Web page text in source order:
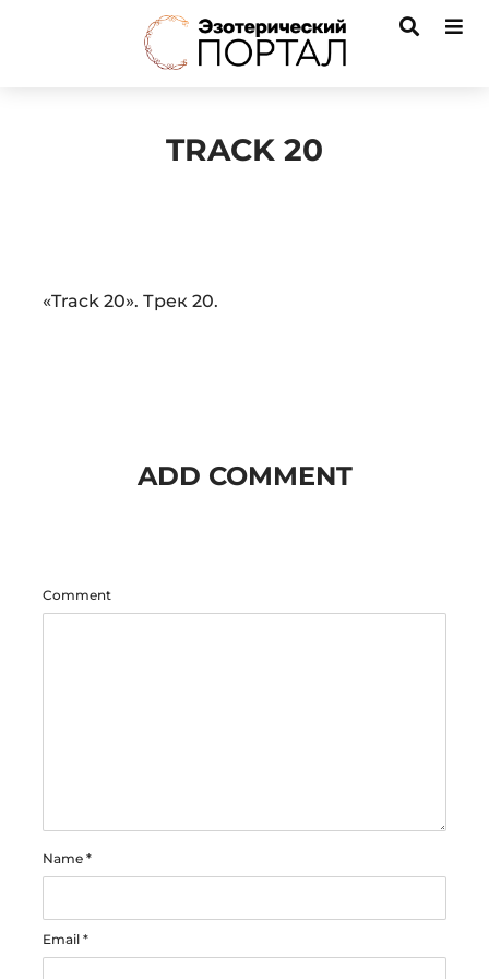
TRACK 20
Audio
«Track 20». Трек 20.
ADD COMMENT
Comment
Name *
Email *